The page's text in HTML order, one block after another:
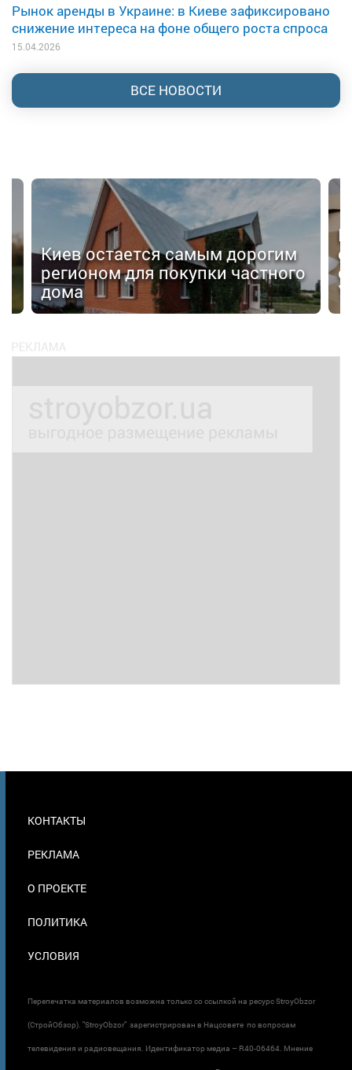
Рынок аренды в Украине: в Киеве зафиксировано
снижение интереса на фоне общего роста спроса
15.04.2026
ВСЕ НОВОСТИ
Киев остается самым дорогим
регионом для покупки частного
дома
В
В
КОНТАКТЫ
РЕКЛАМА
О ПРОЕКТЕ
ПОЛИТИКА
УСЛОВИЯ
Перепечатка материалов возможна только со ссылкой на ресурс StroyObzor
(СтройОбзор). "StroyObzor" зарегистрирован в Нацсовете по вопросам
телевидения и радиовещания. Идентификатор медиа – R40-06464. Мнение